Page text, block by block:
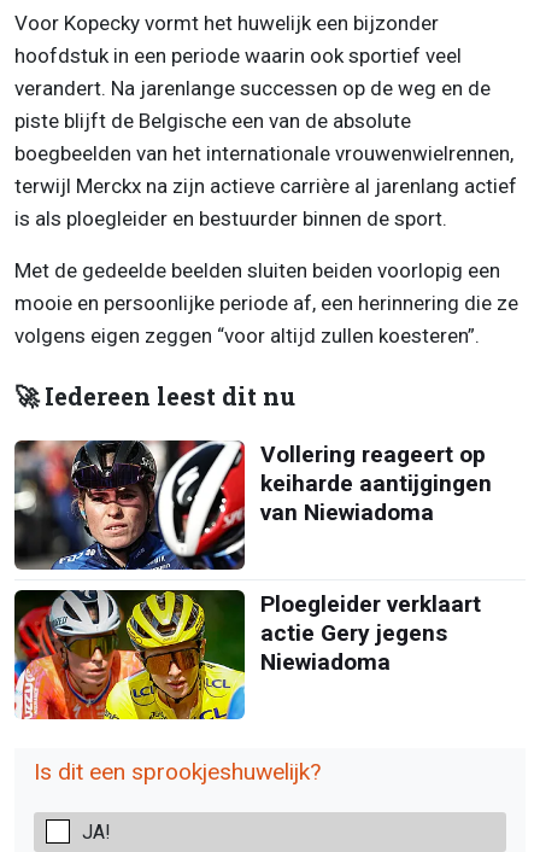
Voor Kopecky vormt het huwelijk een bijzonder
hoofdstuk in een periode waarin ook sportief veel
verandert. Na jarenlange successen op de weg en de
piste blijft de Belgische een van de absolute
boegbeelden van het internationale vrouwenwielrennen,
terwijl Merckx na zijn actieve carrière al jarenlang actief
is als ploegleider en bestuurder binnen de sport.
Met de gedeelde beelden sluiten beiden voorlopig een
mooie en persoonlijke periode af, een herinnering die ze
volgens eigen zeggen “voor altijd zullen koesteren”.
🚀 Iedereen leest dit nu
Vollering reageert op
keiharde aantijgingen
van Niewiadoma
Ploegleider verklaart
actie Gery jegens
Niewiadoma
Is dit een sprookjeshuwelijk?
JA!